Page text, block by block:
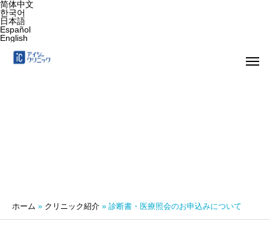
简体中文
한국어
日本語
Español
English
ホーム » クリニック紹介 » 診断書・医療照会のお申込みについて